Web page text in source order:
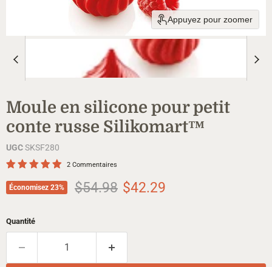
Appuyez pour zoomer
Moule en silicone pour petit
conte russe Silikomart™
UGCSKSF280
2 Commentaires
Économisez 23% Prix d'origine
$54.98 Prix actuel
$42.29
Quantité